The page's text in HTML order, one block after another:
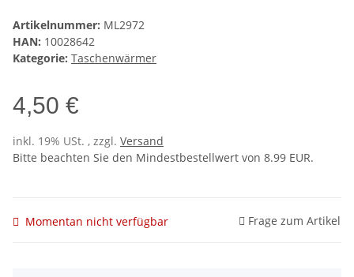
Artikelnummer: ML2972
HAN: 10028642
Kategorie: Taschenwärmer
4,50 €
inkl. 19% USt. , zzgl. Versand
Bitte beachten Sie den Mindestbestellwert von 8.99 EUR.
Momentan nicht verfügbar Frage zum Artikel